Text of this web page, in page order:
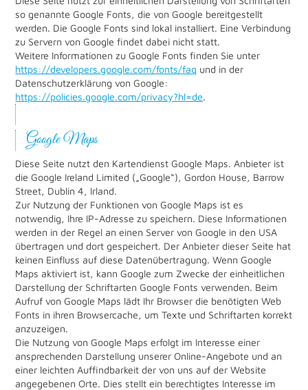
so genannte Google Fonts, die von Google bereitgestellt
werden. Die Google Fonts sind lokal installiert. Eine Verbindung
zu Servern von Google findet dabei nicht statt.
Weitere Informationen zu Google Fonts finden Sie unter
https://developers.google.com/fonts/faq und in der
Datenschutzerklärung von Google:
https://policies.google.com/privacy?hl=de.
Google Maps
Diese Seite nutzt den Kartendienst Google Maps. Anbieter ist
die Google Ireland Limited („Google“), Gordon House, Barrow
Street, Dublin 4, Irland.
Zur Nutzung der Funktionen von Google Maps ist es
notwendig, Ihre IP-Adresse zu speichern. Diese Informationen
werden in der Regel an einen Server von Google in den USA
übertragen und dort gespeichert. Der Anbieter dieser Seite hat
keinen Einfluss auf diese Datenübertragung. Wenn Google
Maps aktiviert ist, kann Google zum Zwecke der einheitlichen
Darstellung der Schriftarten Google Fonts verwenden. Beim
Aufruf von Google Maps lädt Ihr Browser die benötigten Web
Fonts in ihren Browsercache, um Texte und Schriftarten korrekt
anzuzeigen.
Die Nutzung von Google Maps erfolgt im Interesse einer
ansprechenden Darstellung unserer Online-Angebote und an
einer leichten Auffindbarkeit der von uns auf der Website
angegebenen Orte. Dies stellt ein berechtigtes Interesse im